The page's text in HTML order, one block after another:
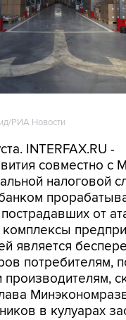
РИА Новости
INTERFAX.RU -
совместно с
налоговой
от
комплексы
является
потребителям,
в кулуарах